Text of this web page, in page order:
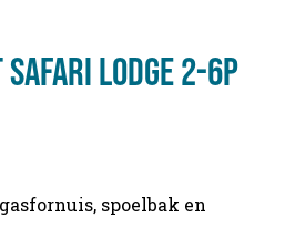
Lodge 2-6P
spoelbak en